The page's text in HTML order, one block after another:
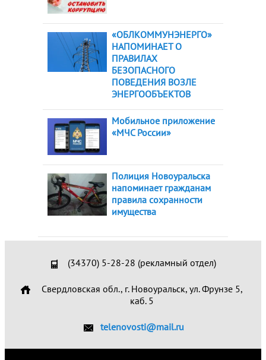
«ОБЛКОММУНЭНЕРГО»
НАПОМИНАЕТ О
ПРАВИЛАХ
БЕЗОПАСНОГО
ПОВЕДЕНИЯ ВОЗЛЕ
ЭНЕРГООБЪЕКТОВ
Мобильное приложение
«МЧС России»
Полиция Новоуральска
напоминает гражданам
правила сохранности
имущества
(34370) 5-28-28 (рекламный отдел)
Свердловская обл., г. Новоуральск, ул. Фрунзе 5,
каб. 5
telenovosti@mail.ru